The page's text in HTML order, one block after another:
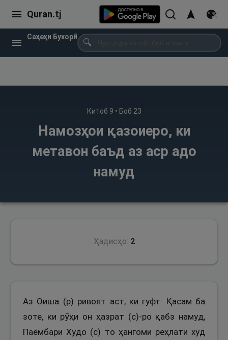
Quran.tj
Саҳеҳи Бухорӣ
🔍
Китоб 9 • Боб 23
Намозҳои қазоиеро, ки
метавон баъд аз аср адо
намуд
Ҳадисҳо: 2
Аз Оиша (р) ривоят аст, ки гуфт: Қасам ба
зоте, ки рӯҳи он ҳазрат (с)-ро қабз намуд,
Паёмбари Худо (с) то ҳангоми реҳлати худ